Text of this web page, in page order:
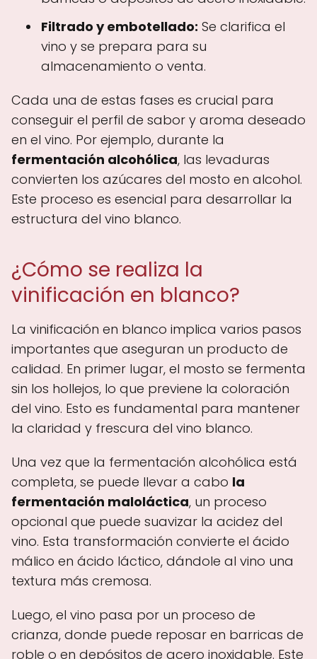
Filtrado y embotellado: Se clarifica el
vino y se prepara para su
almacenamiento o venta.
Cada una de estas fases es crucial para
conseguir el perfil de sabor y aroma deseado
en el vino. Por ejemplo, durante la
fermentación alcohólica, las levaduras
convierten los azúcares del mosto en alcohol.
Este proceso es esencial para desarrollar la
estructura del vino blanco.
¿Cómo se realiza la
vinificación en blanco?
La vinificación en blanco implica varios pasos
importantes que aseguran un producto de
calidad. En primer lugar, el mosto se fermenta
sin los hollejos, lo que previene la coloración
del vino. Esto es fundamental para mantener
la claridad y frescura del vino blanco.
Una vez que la fermentación alcohólica está
completa, se puede llevar a cabo la
fermentación maloláctica, un proceso
opcional que puede suavizar la acidez del
vino. Esta transformación convierte el ácido
málico en ácido láctico, dándole al vino una
textura más cremosa.
Luego, el vino pasa por un proceso de
crianza, donde puede reposar en barricas de
roble o en depósitos de acero inoxidable. Este